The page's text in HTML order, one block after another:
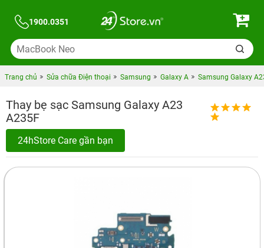
1900.0351
Trang chủ Sửa chữa Điện thoại Samsung Galaxy A Samsung Galaxy
Thay bẹ sạc Samsung Galaxy A23
A235F
24hStore Care gần bạn